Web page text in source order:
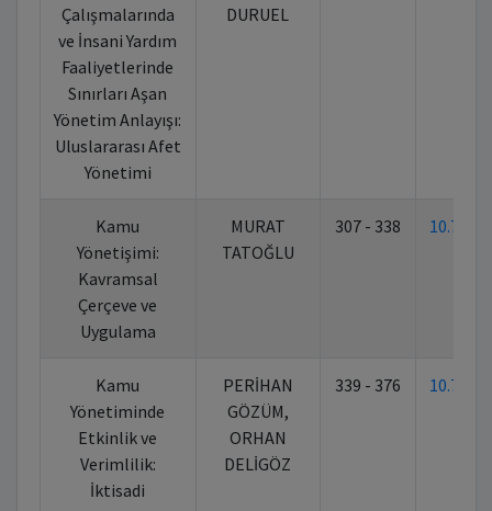
Çalışmalarında
ve İnsani Yardım
Faaliyetlerinde
Sınırları Aşan
Yönetim Anlayışı:
Uluslararası Afet
Yönetimi
DURUEL
Kamu
Yönetişimi:
Kavramsal
Çerçeve ve
Uygulama
MURAT
TATOĞLU
307 - 338
Kamu
Yönetiminde
Etkinlik ve
Verimlilik:
İktisadi
PERİHAN
GÖZÜM,
ORHAN
DELİGÖZ
339 - 376